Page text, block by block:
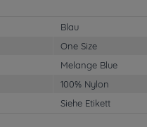
Blau
One Size
Melange Blue
100% Nylon
Siehe Etikett